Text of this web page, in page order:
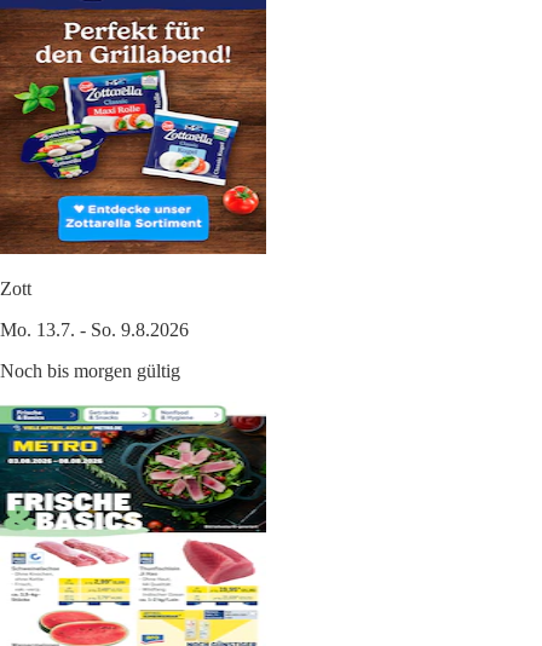
Zott
Mo. 13.7. - So. 9.8.2026
Noch bis morgen gültig